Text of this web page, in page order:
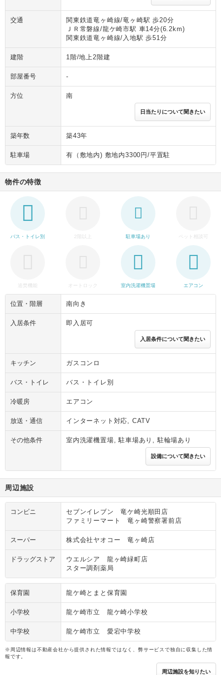
交通
関東鉄道竜ヶ崎線/竜ヶ崎駅 歩20分
ＪＲ常磐線/龍ケ崎市駅 車14分(6.2km)
関東鉄道竜ヶ崎線/入地駅 歩51分
建階 1階/地上2階建
部屋番号 -
方位 南
日当たりについて聞きたい
築年数 築43年
駐車場 有（敷地内) 敷地内3300円/平置駐
物件の特徴
バス・トイレ別 2階以上 駐車場あり ペット相談可
追焚機能 オートロック 室内洗濯機置場 エアコン
位置・階層 南向き
入居条件 即入居可
入居条件について聞きたい
キッチン ガスコンロ
バス・トイレ バス・トイレ別
冷暖房 エアコン
放送・通信 インターネット対応, CATV
その他条件 室内洗濯機置場, 駐車場あり, 駐輪場あり
設備について聞きたい
周辺施設
コンビニ
セブンイレブン 竜ケ崎光順田店
ファミリーマート 竜ヶ崎警察署前店
スーパー 株式会社ヤオコー 竜ヶ崎店
ドラッグストア
ウエルシア 龍ヶ崎緑町店
スター調剤薬局
保育園 龍ケ崎とまと保育園
小学校 龍ケ崎市立 龍ケ崎小学校
中学校 龍ケ崎市立 愛宕中学校
※周辺情報は不動産会社から提供された情報ではなく、弊サービスで独自に収集した情
報です。
周辺施設を知りたい